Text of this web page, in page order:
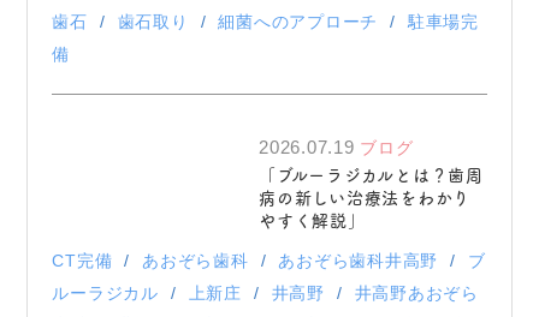
歯石
歯石取り 細菌へのアプローチ
駐車場完
備
2026.07.19 ブログ
「ブルーラジカルとは？歯周
病の新しい治療法をわかり
やすく解説」
CT完備 あおぞら歯科 あおぞら歯科井高野
ブ
ルーラジカル
上新庄 井高野
井高野あおぞら